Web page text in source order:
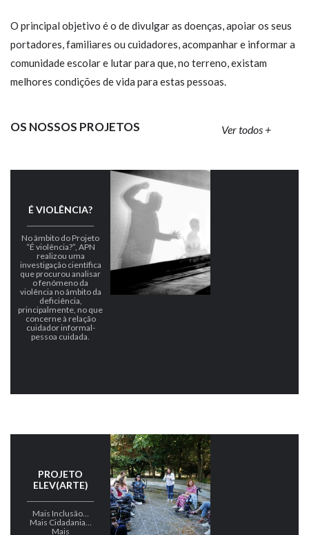
O principal objetivo é o de divulgar as doenças, apoiar os seus
portadores, familiares ou cuidadores, acompanhar e informar a
comunidade escolar e lutar para que, no terreno, existam
melhores condições de vida para estas pessoas.
OS NOSSOS PROJETOS Ver todos +
É VIOLÊNCIA?
No âmbito do Projeto
“É violência?”, APN
realizou uma
investigação científica
que procurou analisar
o fenómeno da
violência no âmbito da
deficiência,
principalmente, no que
concerne à relação
cuidador informal-
pessoa cuidada.
PROJETO
ELEV(ARTE)
Mais Inclusão…
Mais Cidadania…
Mais